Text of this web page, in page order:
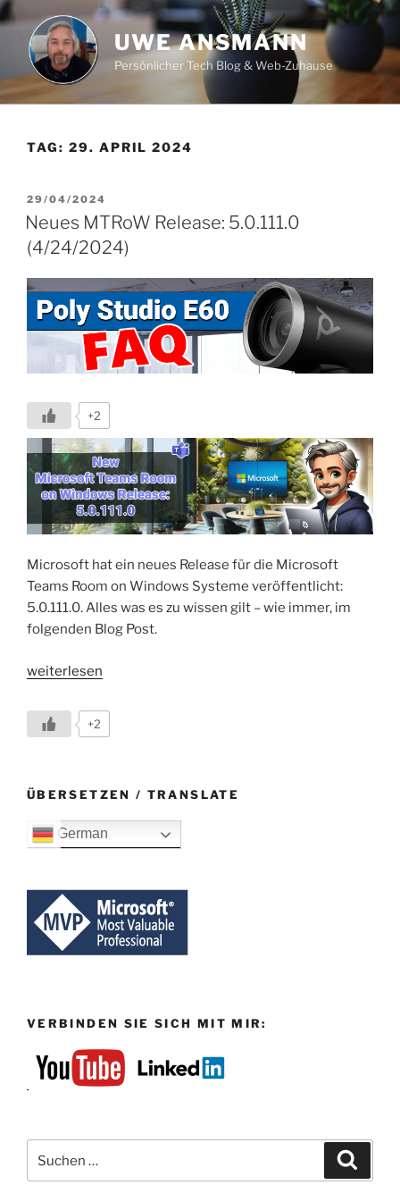
Zum
Inhalt
springen
UWE ANSMANN
Persönlicher Tech Blog & Web-Zuhause
TAG: 29. APRIL 2024
VERÖFFENTLICHT
AM
29/04/2024
Neues MTRoW Release: 5.0.111.0
(4/24/2024)
+2
Microsoft hat ein neues Release für die Microsoft
Teams Room on Windows Systeme veröffentlicht:
5.0.111.0. Alles was es zu wissen gilt – wie immer, im
folgenden Blog Post.
„Neues
Release:
5.0.111.0
weiterlesen
+2
ÜBERSETZEN / TRANSLATE
German
VERBINDEN SIE SICH MIT MIR:
nach: